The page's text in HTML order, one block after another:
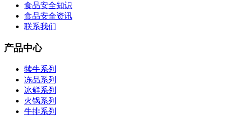
食品安全知识
食品安全资讯
联系我们
产品中心
犊牛系列
冻品系列
冰鲜系列
火锅系列
牛排系列